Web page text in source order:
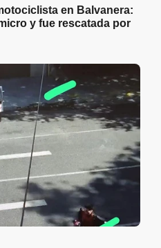
en Balvanera:
y fue rescatada por